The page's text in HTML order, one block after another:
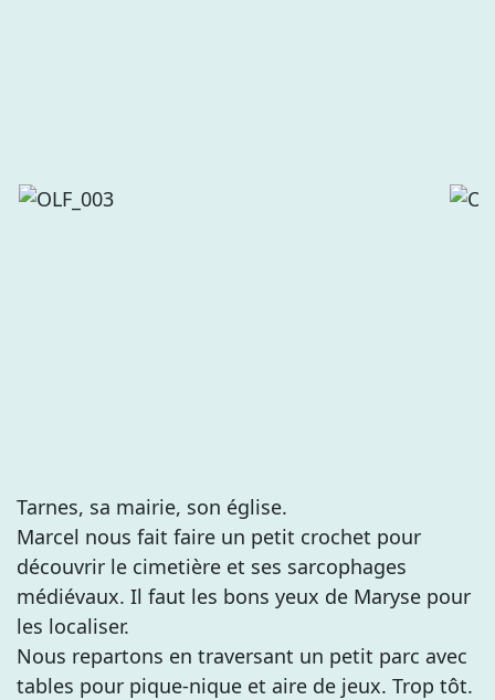
Tarnes, sa mairie, son église.
Marcel nous fait faire un petit crochet pour
découvrir le cimetière et ses sarcophages
médiévaux. Il faut les bons yeux de Maryse pour
les localiser.
Nous repartons en traversant un petit parc avec
tables pour pique-nique et aire de jeux. Trop tôt.